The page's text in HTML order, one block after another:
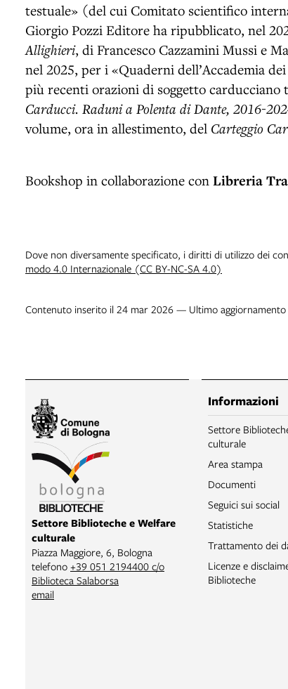
testuale» (del cui Comitato scientifico
Giorgio Pozzi Editore ha ripubblicato, nel
Allighieri, di Francesco Cazzamini Mussi e
nel 2025, per i «Quaderni dell’Accademia
più recenti orazioni di soggetto carducciano
Carducci. Raduni a Polenta di Dante, 2016-
volume, ora in allestimento, del Carteggio
Bookshop in collaborazione con Libreria
Dove non diversamente specificato, i diritti di utilizzo dei
modo 4.0 Internazionale (CC BY-NC-SA 4.0)
Contenuto inserito il 24 mar 2026 — Ultimo
Settore Biblioteche e Welfare
culturale
Piazza Maggiore, 6, Bologna
telefono +39 051 2194400 c/o
Biblioteca Salaborsa
email
Informazioni
Settore
culturale
Area stampa
Documenti
Seguici sui social
Statistiche
Trattamento dei
Licenze e
Biblioteche